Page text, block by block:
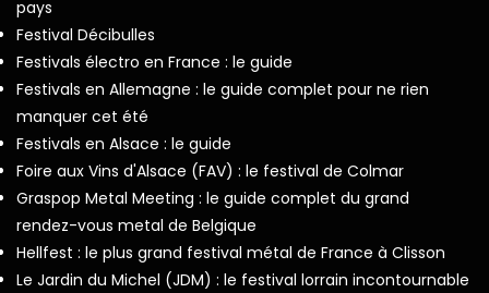
pays
Festival Décibulles
Festivals électro en France : le guide
Festivals en Allemagne : le guide complet pour ne rien
manquer cet été
Festivals en Alsace : le guide
Foire aux Vins d'Alsace (FAV) : le festival de Colmar
Graspop Metal Meeting : le guide complet du grand
rendez-vous metal de Belgique
Hellfest : le plus grand festival métal de France à Clisson
Le Jardin du Michel (JDM) : le festival lorrain incontournable